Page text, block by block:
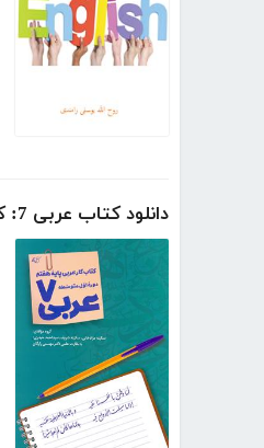
دانلود کتاب عربی 7: کتاب کار عربی پایه هفتم دوره اول متوسطه